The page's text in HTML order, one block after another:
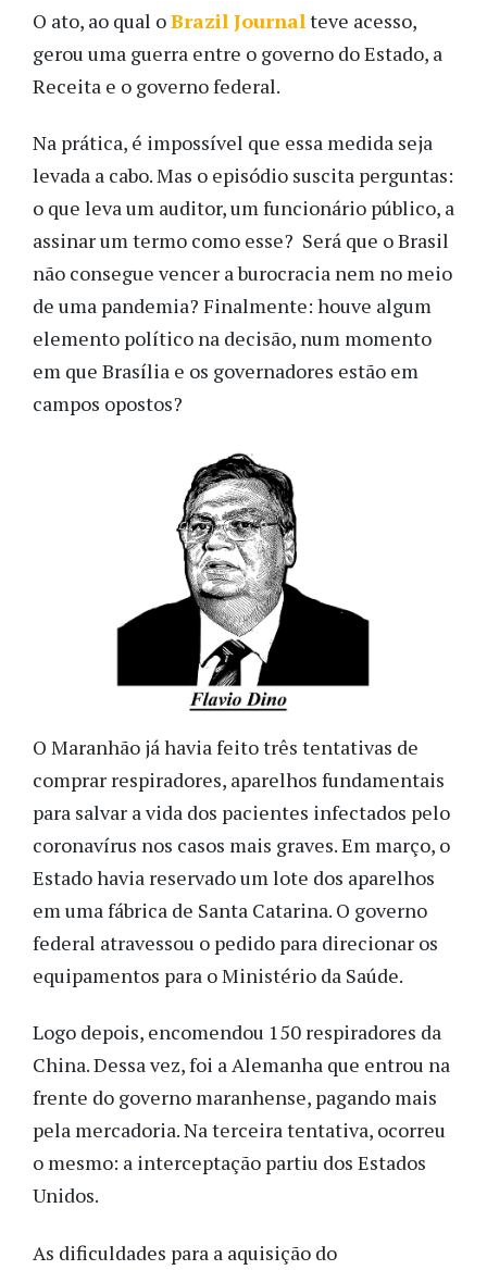
O ato, ao qual oBrazil Journalteve acesso,
gerou uma guerra entre o governo do Estado, a
Receita e o governo federal.
Na prática, é impossível que essa medida seja
levada a cabo. Mas o episódio suscita perguntas:
o que leva um auditor, um funcionário público, a
assinar um termo como esse? Será que o Brasil
não consegue vencer a burocracia nem no meio
de uma pandemia? Finalmente: houve algum
elemento político na decisão, num momento
em que Brasília e os governadores estão em
campos opostos?
O Maranhão já havia feito três tentativas de
comprar respiradores, aparelhos fundamentais
para salvar a vida dos pacientes infectados pelo
coronavírus nos casos mais graves. Em março, o
Estado havia reservado um lote dos aparelhos
em uma fábrica de Santa Catarina. O governo
federal atravessou o pedido para direcionar os
equipamentos para o Ministério da Saúde.
Logo depois, encomendou 150 respiradores da
China. Dessa vez, foi a Alemanha que entrou na
frente do governo maranhense, pagando mais
pela mercadoria. Na terceira tentativa, ocorreu
o mesmo: a interceptação partiu dos Estados
Unidos.
As dificuldades para a aquisição do